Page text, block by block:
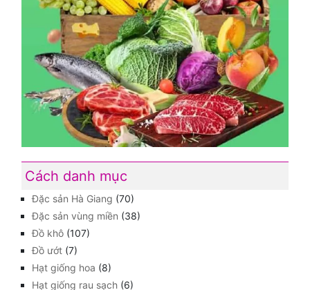
Cách danh mục
Đặc sản Hà Giang (70)
Đặc sản vùng miền (38)
Đồ khô (107)
Đồ ướt (7)
Hạt giống hoa (8)
Hạt giống rau sạch (6)